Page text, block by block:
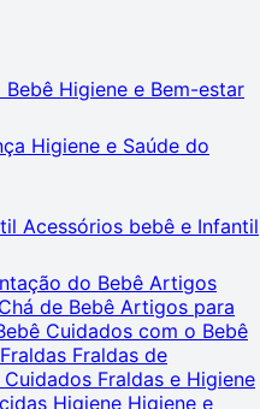
Higiene e Bem-estar
Higiene e Saúde do
Acessórios bebê e Infantil
do Bebê Artigos
de Bebê Artigos para
Cuidados com o Bebê
Fraldas Fraldas de
Cuidados Fraldas e Higiene
Higiene Higiene e